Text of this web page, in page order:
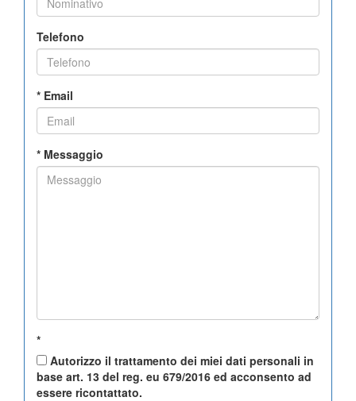
Telefono
* Email
* Messaggio
*
Autorizzo il trattamento dei miei dati personali in
base art. 13 del reg. eu 679/2016 ed acconsento ad
essere ricontattato.